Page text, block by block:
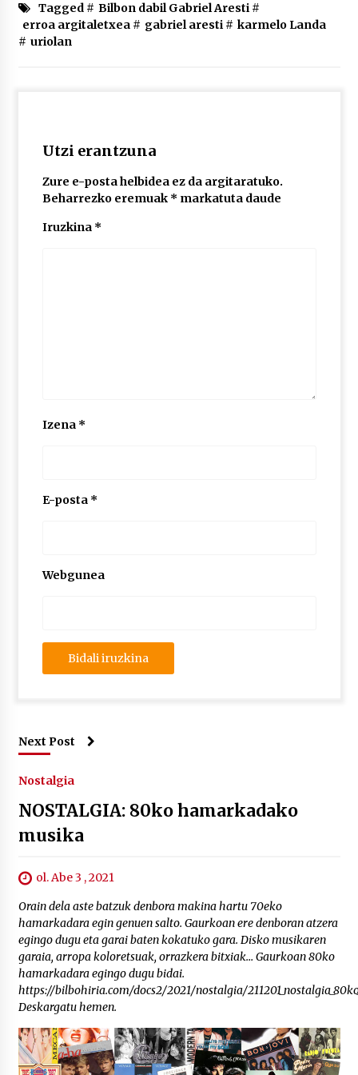
2026/07/03
Tagged # Bilbon dabil Gabriel Aresti#
erroa argitaletxea# gabriel aresti# karmelo Landa
# uriolan
Utzi erantzuna
Zure e-posta helbidea ez da argitaratuko.
Beharrezko eremuak * markatuta daude
Iruzkina *
Izena *
E-posta *
Webgunea
Next Post
Nostalgia
NOSTALGIA: 80ko hamarkadako
musika
ol. Abe 3 , 2021
Orain dela aste batzuk denbora makina hartu 70eko
hamarkadara egin genuen salto. Gaurkoan ere denboran atzera
egingo dugu eta garai baten kokatuko gara. Disko musikaren
garaia, arropa koloretsuak, orrazkera bitxiak… Gaurkoan 80ko
hamarkadara egingo dugu bidai.
https://bilbohiria.com/docs2/2021/nostalgia/
Deskargatu hemen.